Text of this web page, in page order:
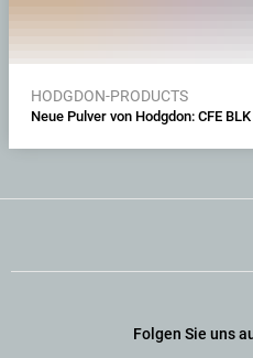
HODGDON-PRODUCTS
Neue Pulver von Hodgdon: CFE
Folgen Sie uns